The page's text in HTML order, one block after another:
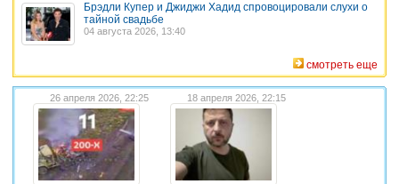
Брэдли Купер и Джиджи Хадид спровоцировали слухи о
тайной свадьбе
04 августа 2026, 13:40
смотреть еще
26 апреля 2026, 22:25 18 апреля 2026, 22:15